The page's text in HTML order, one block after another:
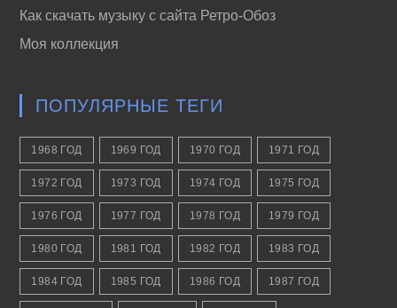
Как скачать музыку с сайта Ретро-Обоз
Моя коллекция
ПОПУЛЯРНЫЕ ТЕГИ
1968 ГОД 1969 ГОД 1970 ГОД 1971 ГОД
1972 ГОД 1973 ГОД 1974 ГОД 1975 ГОД
1976 ГОД 1977 ГОД 1978 ГОД 1979 ГОД
1980 ГОД 1981 ГОД 1982 ГОД 1983 ГОД
1984 ГОД 1985 ГОД 1986 ГОД 1987 ГОД